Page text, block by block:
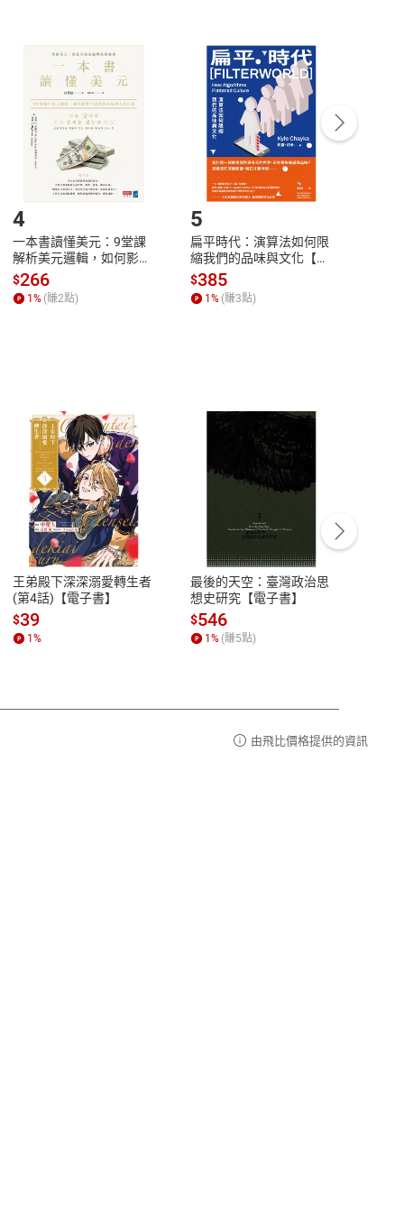
點選「瀏覽訂單明細」 「申請取消訂單/退
貨。
付款方式
Payment
完成訂單
Complete
號，下載書籍後看書
性
參
客服資訊
服務時間：週一到週五 10:00-12:00、
13:00-17:00 (國定假日及例假日休息)
客服電話：0080-1857077
4
一本書讀懂美元：9堂課
解析美元邏輯，如何影響
全球經濟和每個人的投資
【電子書】
$266
1% (賺2點)
5
扁平時代：演算法如何限
縮我們的品味與文化【電
子書】
$385
1% (賺3點)
王弟殿下深深溺愛轉生者
(第4話)【電子書】
$39
1%
最後的天空：臺灣政治思
想史研究【電子書】
$546
1% (賺5點)
由飛比價格提供的資訊